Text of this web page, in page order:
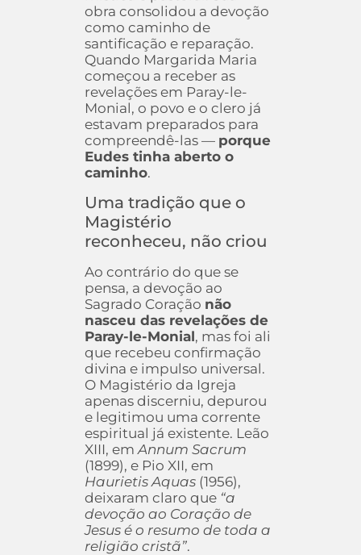
obra consolidou a devoção
como caminho de
santificação e reparação.
Quando Margarida Maria
começou a receber as
revelações em Paray-le-
Monial, o povo e o clero já
estavam preparados para
compreendê-las — porque
Eudes tinha aberto o
caminho.
Uma tradição que o
Magistério
reconheceu, não criou
Ao contrário do que se
pensa, a devoção ao
Sagrado Coração não
nasceu das revelações de
Paray-le-Monial, mas foi ali
que recebeu confirmação
divina e impulso universal.
O Magistério da Igreja
apenas discerniu, depurou
e legitimou uma corrente
espiritual já existente. Leão
XIII, em Annum Sacrum
(1899), e Pio XII, em
Haurietis Aquas(1956),
deixaram claro que “a
devoção ao Coração de
Jesus é o resumo de toda a
religião cristã”.